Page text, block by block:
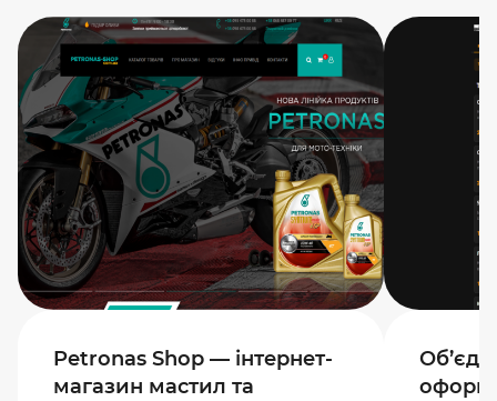
Petronas Shop — інтернет-
магазин мастил та